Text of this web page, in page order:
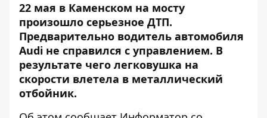
22 мая в Каменском на мосту
произошло серьезное ДТП.
Предварительно водитель автомобиля
Audi не справился с управлением. В
результате чего легковушка на
скорости влетела в металлический
отбойник.